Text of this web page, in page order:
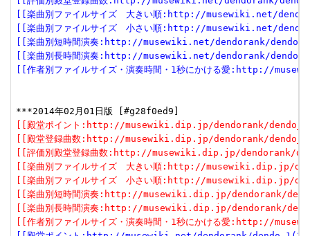
[[楽曲別ファイルサイズ　大きい順:http://musewiki.net/
[[楽曲別ファイルサイズ　小さい順:http://musewiki.net/
[[楽曲別短時間演奏:http://musewiki.net/dendorank/
[[楽曲別長時間演奏:http://musewiki.net/dendorank/
[[作者別ファイルサイズ・演奏時間・1秒にかける愛:http://
[[殿堂ポイント:http://musewiki.dip.jp/dendorank/
[[殿堂登録曲数:http://musewiki.dip.jp/dendorank/
[[評価別殿堂登録曲数:http://musewiki.dip.jp/dendorank/
[[楽曲別ファイルサイズ　大きい順:http://musewiki.dip.jp/
[[楽曲別ファイルサイズ　小さい順:http://musewiki.dip.jp/
[[楽曲別短時間演奏:http://musewiki.dip.jp/dendorank/
[[楽曲別長時間演奏:http://musewiki.dip.jp/dendorank/
[[作者別ファイルサイズ・演奏時間・1秒にかける愛:http://